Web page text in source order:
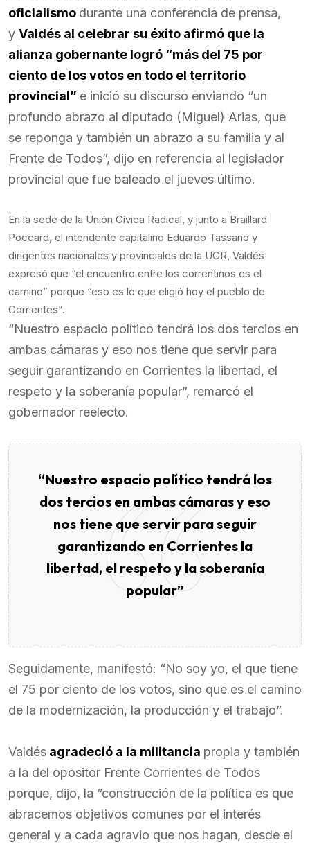
oficialismo durante una conferencia de prensa,
y Valdés al celebrar su éxito afirmó que la
alianza gobernante logró “más del 75 por
ciento de los votos en todo el territorio
provincial” e inició su discurso enviando “un
profundo abrazo al diputado (Miguel) Arias, que
se reponga y también un abrazo a su familia y al
Frente de Todos”, dijo en referencia al legislador
provincial que fue baleado el jueves último.
En la sede de la Unión Cívica Radical, y junto a Braillard
Poccard, el intendente capitalino Eduardo Tassano y
dirigentes nacionales y provinciales de la UCR, Valdés
expresó que “el encuentro entre los correntinos es el
camino” porque “eso es lo que eligió hoy el pueblo de
Corrientes”.
“Nuestro espacio político tendrá los dos tercios en
ambas cámaras y eso nos tiene que servir para
seguir garantizando en Corrientes la libertad, el
respeto y la soberanía popular”, remarcó el
gobernador reelecto.
“Nuestro espacio político tendrá los
dos tercios en ambas cámaras y eso
nos tiene que servir para seguir
garantizando en Corrientes la
libertad, el respeto y la soberanía
popular”
Seguidamente, manifestó: “No soy yo, el que tiene
el 75 por ciento de los votos, sino que es el camino
de la modernización, la producción y el trabajo”.
Valdés agradeció a la militancia propia y también
a la del opositor Frente Corrientes de Todos
porque, dijo, la “construcción de la política es que
abracemos objetivos comunes por el interés
general y a cada agravio que nos hagan, desde el